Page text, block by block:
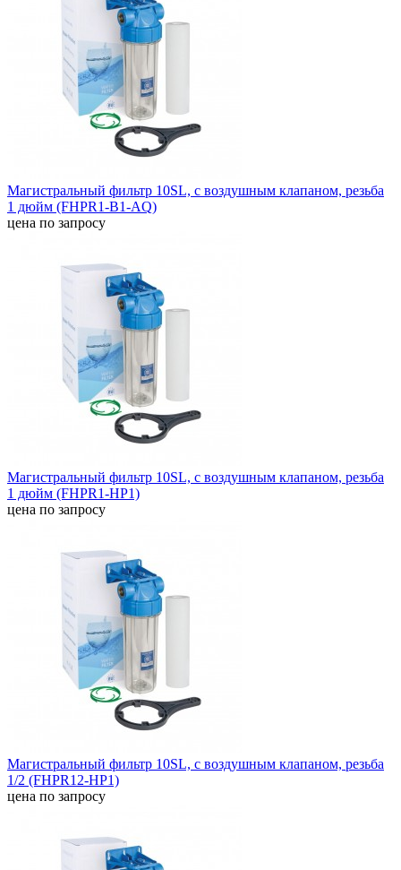
Магистральный фильтр 10SL, с воздушным клапаном, резьба
1 дюйм (FHPR1-B1-AQ)
цена по запросу
Магистральный фильтр 10SL, с воздушным клапаном, резьба
1 дюйм (FHPR1-HP1)
цена по запросу
Магистральный фильтр 10SL, с воздушным клапаном, резьба
1/2 (FHPR12-HP1)
цена по запросу